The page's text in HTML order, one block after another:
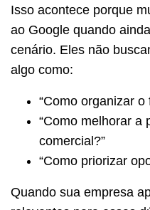
Isso acontece porque
ao Google quando
cenário. Eles não
algo como:
“Como organizar o
“Como melhorar a
comercial?”
“Como priorizar
Quando sua empresa